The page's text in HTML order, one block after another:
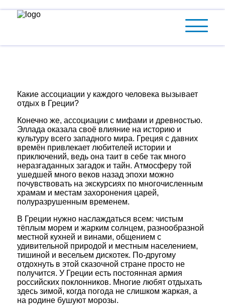
Греция
Какие ассоциации у каждого человека вызывает
отдых в Греции?
Конечно же, ассоциации с мифами и древностью.
Эллада оказала своё влияние на историю и
культуру всего западного мира. Греция с давних
времён привлекает любителей истории и
приключений, ведь она таит в себе так много
неразгаданных загадок и тайн. Атмосферу той
ушедшей много веков назад эпохи можно
почувствовать на экскурсиях по многочисленным
храмам и местам захоронения царей,
полуразрушенным временем.
В Греции нужно наслаждаться всем: чистым
тёплым морем и жарким солнцем, разнообразной
местной кухней и винами, общением с
удивительной природой и местным населением,
тишиной и весельем дискотек. По-другому
отдохнуть в этой сказочной стране просто не
получится. У Греции есть постоянная армия
российских поклонников. Многие любят отдыхать
здесь зимой, когда погода не слишком жаркая, а
на родине бушуют морозы.